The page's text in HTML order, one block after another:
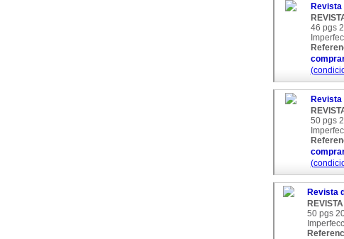
Revista
46 pgs
Revista
50 pgs
Revista
REVISTA
50 pgs